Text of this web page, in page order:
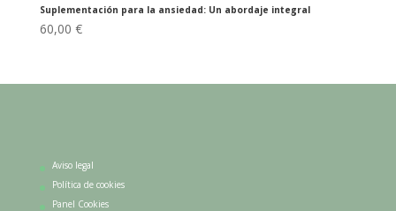
Suplementación para la ansiedad: Un abordaje integral
60,00 €
Aviso legal
Política de cookies
Panel Cookies